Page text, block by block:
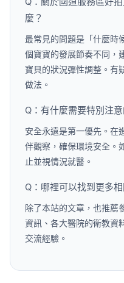
麼？
最常見的問題是「什麼時
個寶寶的發展節奏不同，
寶貝的狀況彈性調整。有
做法。
Q：有什麼需要特別注意
安全永遠是第一優先。在
伴觀察，確保環境安全。
止並視情況就醫。
Q：哪裡可以找到更多相
除了本站的文章，也推薦
資訊、各大醫院的衛教資
交流經驗。